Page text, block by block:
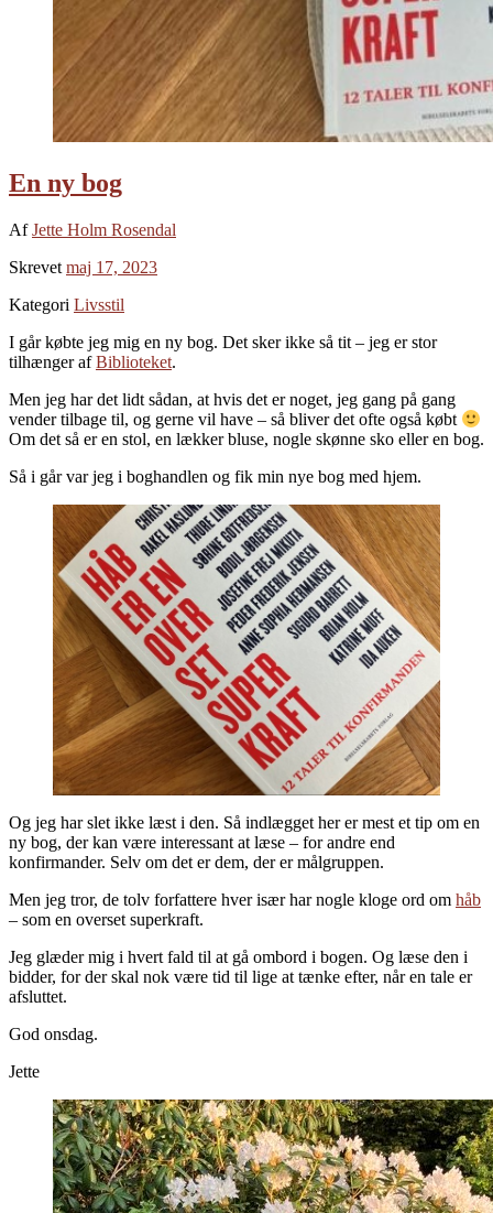
En ny bog
AfJette Holm Rosendal
Skrevet maj 17, 2023
Kategori Livsstil
I går købte jeg mig en ny bog. Det sker ikke så tit – jeg er stor
tilhænger afBiblioteket.
Men jeg har det lidt sådan, at hvis det er noget, jeg gang på gang
vender tilbage til, og gerne vil have – så bliver det ofte også købt
Om det så er en stol, en lækker bluse, nogle skønne sko eller en bog.
Så i går var jeg i boghandlen og fik min nye bog med hjem.
Og jeg har slet ikke læst i den. Så indlægget her er mest et tip om en
ny bog, der kan være interessant at læse – for andre end
konfirmander. Selv om det er dem, der er målgruppen.
Men jeg tror, de tolv forfattere hver især har nogle kloge ord om håb
– som en overset superkraft.
Jeg glæder mig i hvert fald til at gå ombord i bogen. Og læse den i
bidder, for der skal nok være tid til lige at tænke efter, når en tale er
afsluttet.
God onsdag.
Jette